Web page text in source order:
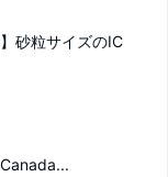
砂粒サイズのIC